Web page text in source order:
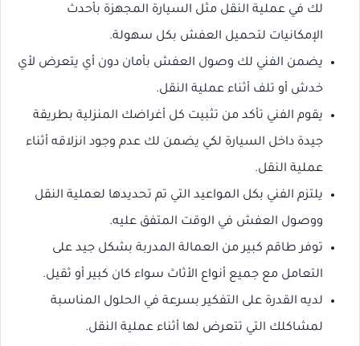
لك في عملية النقل مثل السيارة المجهزة بأحدث
الإمكانيات لتحميل العفش بكل سهولة.
يضمن الفني لك وصول العفش بأمان دون أي يتعرض لأي
خدش أو تلف أثناء عملية النقل.
يقوم الفني تأكد من تثبيت كل أغراضك المنزلية بطريقة
جيدة داخل السيارة لكي يضمن لك عدم وجود انزلاقه أثناء
عملية النقل.
يلتزم الفني بكل المواعيد التي تم تحديدها لعملية النقل
ووصول العفش في الوقت المتفق عليه.
توفر طاقم كبير من العمالة المدربة بشكل جيد على
التعامل مع جميع أنواع الأثاث سواء كان كبير أو ثقيل.
لديه القدرة على التفكير بسرعة في الحلول المناسبة
لمشاكلك التي تتعرض لها أثناء عملية النقل.